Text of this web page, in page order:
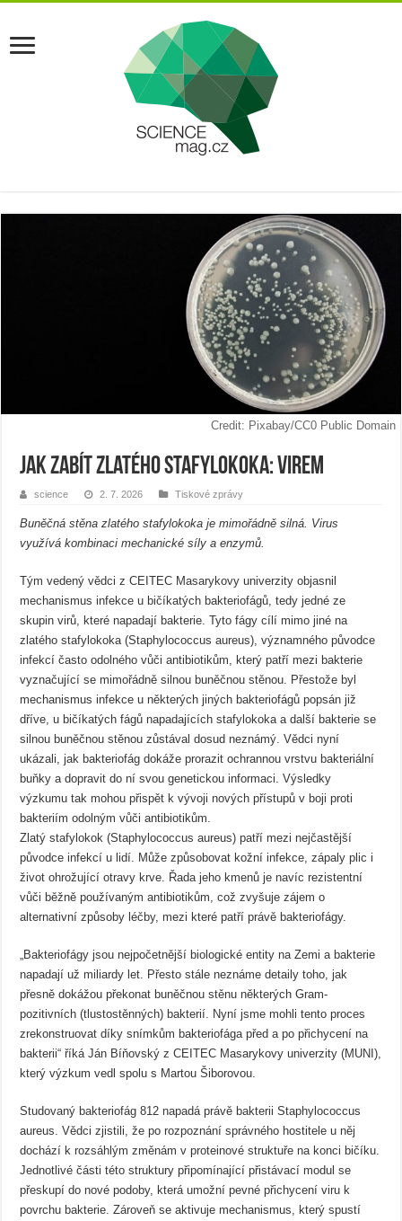
Credit: Pixabay/CC0 Public Domain
Jak zabít zlatého stafylokoka: virem
science 2. 7. 2026 Tiskové zprávy
Buněčná stěna zlatého stafylokoka je mimořádně silná. Virus
využívá kombinaci mechanické síly a enzymů.
Tým vedený vědci z CEITEC Masarykovy univerzity objasnil
mechanismus infekce u bičíkatých bakteriofágů, tedy jedné ze
skupin virů, které napadají bakterie. Tyto fágy cílí mimo jiné na
zlatého stafylokoka (Staphylococcus aureus), významného původce
infekcí často odolného vůči antibiotikům, který patří mezi bakterie
vyznačující se mimořádně silnou buněčnou stěnou. Přestože byl
mechanismus infekce u některých jiných bakteriofágů popsán již
dříve, u bičíkatých fágů napadajících stafylokoka a další bakterie se
silnou buněčnou stěnou zůstával dosud neznámý. Vědci nyní
ukázali, jak bakteriofág dokáže prorazit ochrannou vrstvu bakteriální
buňky a dopravit do ní svou genetickou informaci. Výsledky
výzkumu tak mohou přispět k vývoji nových přístupů v boji proti
bakteriím odolným vůči antibiotikům.
Zlatý stafylokok (Staphylococcus aureus) patří mezi nejčastější
původce infekcí u lidí. Může způsobovat kožní infekce, zápaly plic i
život ohrožující otravy krve. Řada jeho kmenů je navíc rezistentní
vůči běžně používaným antibiotikům, což zvyšuje zájem o
alternativní způsoby léčby, mezi které patří právě bakteriofágy.
„Bakteriofágy jsou nejpočetnější biologické entity na Zemi a bakterie
napadají už miliardy let. Přesto stále neznáme detaily toho, jak
přesně dokážou překonat buněčnou stěnu některých Gram-
pozitivních (tlustostěnných) bakterií. Nyní jsme mohli tento proces
zrekonstruovat díky snímkům bakteriofága před a po přichycení na
bakterii“ říká Ján Bíňovský z CEITEC Masarykovy univerzity (MUNI),
který výzkum vedl spolu s Martou Šiborovou.
Studovaný bakteriofág 812 napadá právě bakterii Staphylococcus
aureus. Vědci zjistili, že po rozpoznání správného hostitele u něj
dochází k rozsáhlým změnám v proteinové struktuře na konci bičíku.
Jednotlivé části této struktury připomínající přistávací modul se
přeskupí do nové podoby, která umožní pevné přichycení viru k
povrchu bakterie. Zároveň se aktivuje mechanismus, který spustí